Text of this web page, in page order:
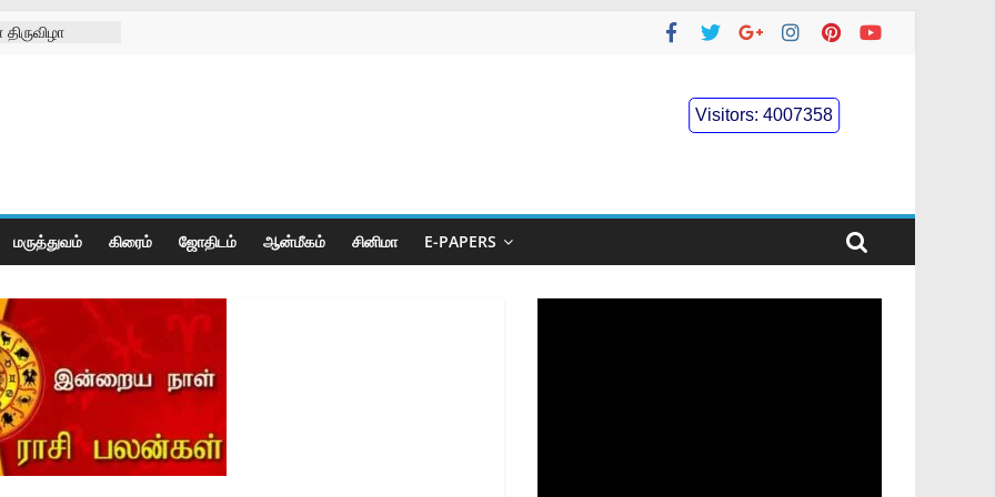
போட்டிகள்
Visitors:4007358
மருத்துவம் கிரைம் ஜோ‌திட‌ம் ஆன்மீகம் சினிமா E-PAPERS